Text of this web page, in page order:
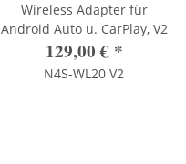
Wireless Adapter für
Android Auto u. CarPlay, V2
129,00 € *
N4S-WL20 V2